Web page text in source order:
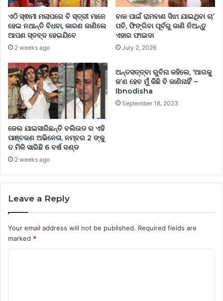
ଏଠି ସ୍ଵାମୀ ମଲାପରେ ବି ସ୍ତ୍ରୀ ମାନେ
ହେଇ ନଥାନ୍ତି ବିଧବା, କାରଣ ଜାଣିଲେ
ଆପଣ ସ୍ତବ୍ଦ ହେଇଯିବେ
2 weeks ago
ବାଳ ପାଇଁ ରାମବାଣ ସିଝା ଯାଇଥିବା ଚା’
ପତି, ଫିଙ୍ଗିବା ପୂର୍ବରୁ ଜାଣି ନିଅନ୍ତୁ
ଏହାର ଫାଇଦା
July 2, 2026
ଜେଲ ଯାଇସାରିଛନ୍ତି ବଲିଉଡ ର ଏହି
ପାଞ୍ଚଜଣ ଅଭିନେତା, ନମ୍ବର 2 ଙ୍କୁ
ତ ମିଳି ସାରିଛି 6 ବର୍ଷ ଦଣ୍ଡ
2 weeks ago
ଅନ୍ତସତ୍ତ୍ବା ରୁବିନା କହିଲେ, ‘ଆଗକୁ
କ’ଣ ହେବ ମୁଁ କିଛି ବି ଜାଣିନାହିଁ’ –
Ibnodisha
September 18, 2023
Leave a Reply
Your email address will not be published. Required fields are
marked *